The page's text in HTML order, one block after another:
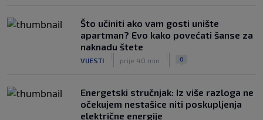
Što učiniti ako vam gosti unište
apartman? Evo kako povećati šanse za
naknadu štete
VIJESTI prije 40 min 0
Energetski stručnjak: Iz više razloga ne
očekujem nestašice niti poskupljenja
električne energije